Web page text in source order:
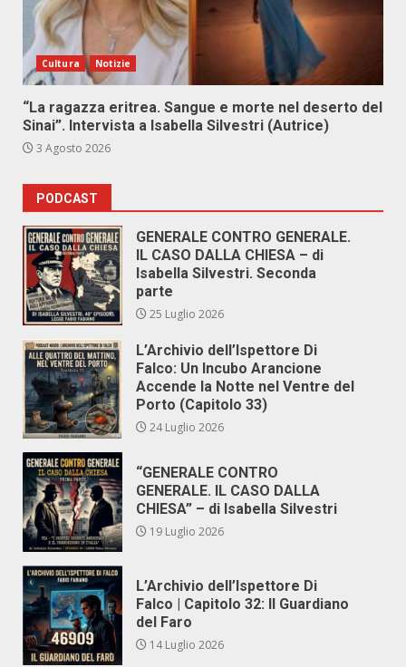
Cultura Notizie
“La ragazza eritrea. Sangue e morte nel deserto del
Sinai”. Intervista a Isabella Silvestri (Autrice)
3 Agosto 2026
PODCAST
GENERALE CONTRO GENERALE.
IL CASO DALLA CHIESA – di
Isabella Silvestri. Seconda
parte
25 Luglio 2026
L’Archivio dell’Ispettore Di
Falco: Un Incubo Arancione
Accende la Notte nel Ventre del
Porto (Capitolo 33)
24 Luglio 2026
“GENERALE CONTRO
GENERALE. IL CASO DALLA
CHIESA” – di Isabella Silvestri
19 Luglio 2026
L’Archivio dell’Ispettore Di
Falco | Capitolo 32: Il Guardiano
del Faro
14 Luglio 2026